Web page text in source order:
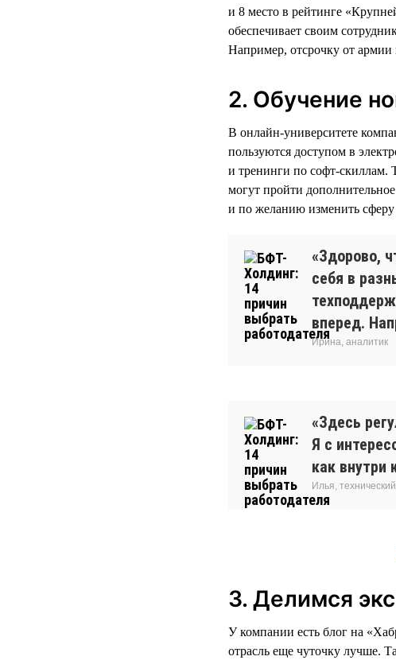
и 8 место в рейтинге
обеспечивает своим
Например, отсрочку от
2. Обучение
В онлайн-университете
пользуются доступом в
и тренинги по софт-скиллам.
могут пройти
и по желанию изменить
«Здорово,
себя в
вперед.
Ирина, аналитик
«Здесь
Я с
как внутри
Илья,
3. Делимся
У компании есть блог на
отрасль еще чуточку лучше.